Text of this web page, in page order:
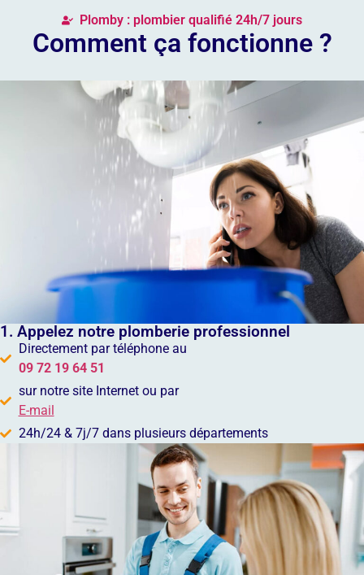
Plomby : plombier qualifié 24h/7 jours
Comment ça fonctionne ?
1. Appelez notre plomberie professionnel
Directement par téléphone au
09 72 19 64 51
sur notre site Internet ou par
E-mail
24h/24 & 7j/7 dans plusieurs départements